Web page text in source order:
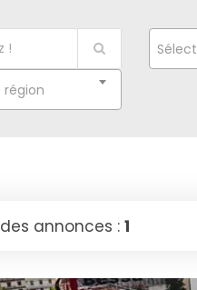
région
annonces : 1